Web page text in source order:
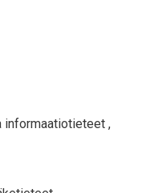
informaatiotieteet ,